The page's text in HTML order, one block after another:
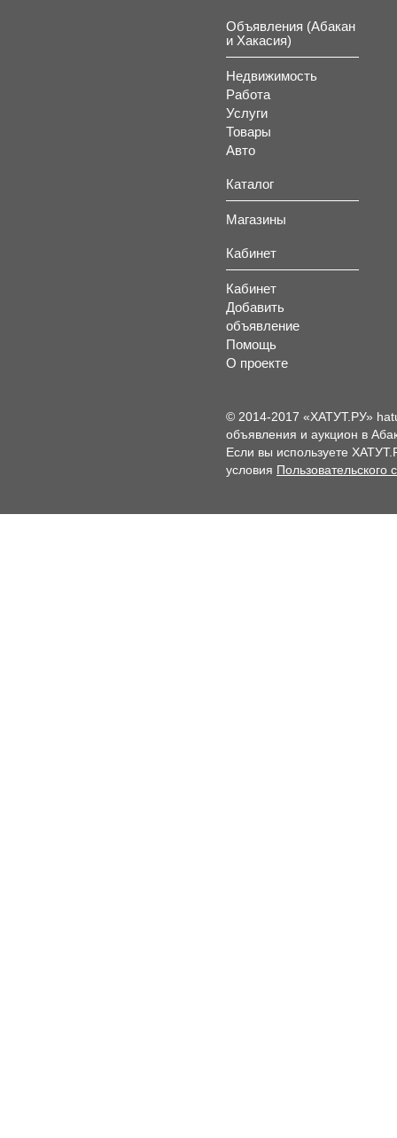
Объявления (Абакан
и Хакасия)
Недвижимость
Работа
Услуги
Товары
Авто
Каталог
Магазины
Кабинет
Кабинет
Добавить
объявление
Помощь
О проекте
© 2014-2017 «ХАТУТ.РУ»
объявления и аукцион в
Если вы используете
условия Пользовательского